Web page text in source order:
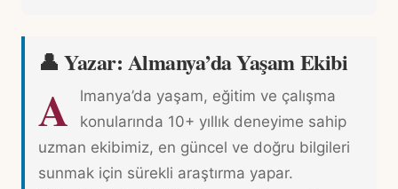
👤 Yazar: Almanya’da Yaşam Ekibi
A
lmanya’da yaşam, eğitim ve çalışma
konularında 10+ yıllık deneyime sahip
uzman ekibimiz, en güncel ve doğru bilgileri
sunmak için sürekli araştırma yapar.